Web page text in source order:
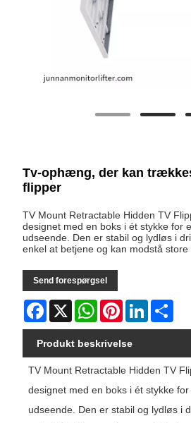
Tv-ophæng, der kan
flipper
TV Mount Retractable Hidden TV
designet med en boks i ét stykke for
udseende. Den er stabil og lydløs i
enkel at betjene og kan modstå store
Send forespørgsel
Facebook
X WhatsAppPinterestLinkedIn
Produkt beskrivelse
TV Mount Retractable Hidden TV
designet med en boks i ét stykke
udseende. Den er stabil og lydløs i